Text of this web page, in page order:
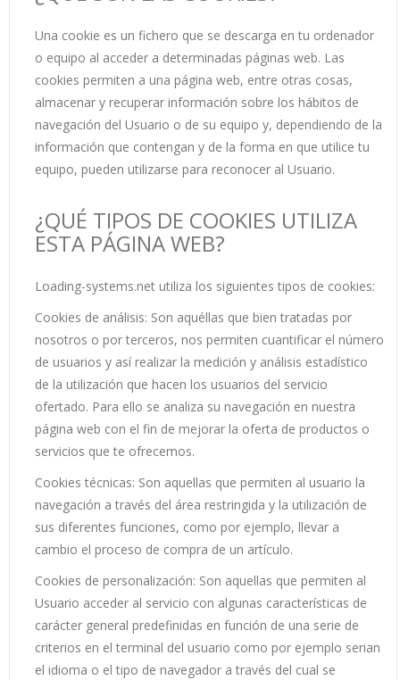
Una cookie es un fichero que se descarga en tu ordenador
o equipo al acceder a determinadas páginas web. Las
cookies permiten a una página web, entre otras cosas,
almacenar y recuperar información sobre los hábitos de
navegación del Usuario o de su equipo y, dependiendo de la
información que contengan y de la forma en que utilice tu
equipo, pueden utilizarse para reconocer al Usuario.
¿QUÉ TIPOS DE COOKIES UTILIZA
ESTA PÁGINA WEB?
Loading-systems.net utiliza los siguientes tipos de cookies:
Cookies de análisis: Son aquéllas que bien tratadas por
nosotros o por terceros, nos permiten cuantificar el número
de usuarios y así realizar la medición y análisis estadístico
de la utilización que hacen los usuarios del servicio
ofertado. Para ello se analiza su navegación en nuestra
página web con el fin de mejorar la oferta de productos o
servicios que te ofrecemos.
Cookies técnicas: Son aquellas que permiten al usuario la
navegación a través del área restringida y la utilización de
sus diferentes funciones, como por ejemplo, llevar a
cambio el proceso de compra de un artículo.
Cookies de personalización: Son aquellas que permiten al
Usuario acceder al servicio con algunas características de
carácter general predefinidas en función de una serie de
criterios en el terminal del usuario como por ejemplo serian
el idioma o el tipo de navegador a través del cual se